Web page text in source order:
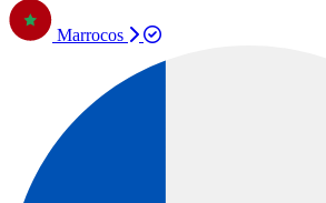
Marrocos